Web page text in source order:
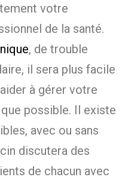
votre
de la santé.
, de trouble
il sera plus facile
à gérer votre
possible. Il existe
avec ou sans
discutera des
de chacun avec